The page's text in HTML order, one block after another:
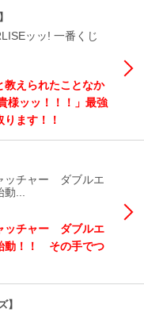
ッッ! 一番くじ
えられたことなか
様ッッ！！！」最強
ます！！
ッチャー ダブルエ
...
ッチャー ダブルエ
動！！ その手でつ
】